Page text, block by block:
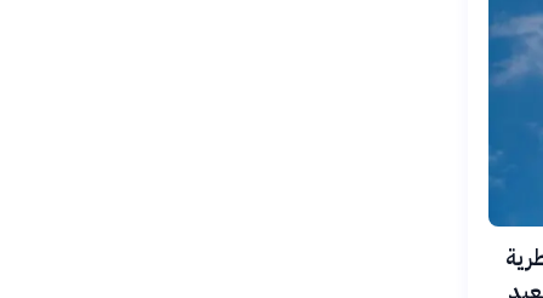
قطرية